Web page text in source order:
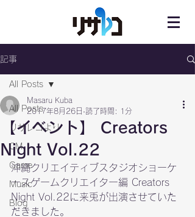
記事
All Posts
リサレコより
CM
Game
Music
Blog
All Posts
【イベント】 Creators
Night Vol.22
Masaru Kuba
2017年8月26日 読了時間: 1分
沖縄クリエイティブスタジオショーケ
ースゲームクリエイター編 Creators
Night Vol.22に来兎が出演させていた
だきました。